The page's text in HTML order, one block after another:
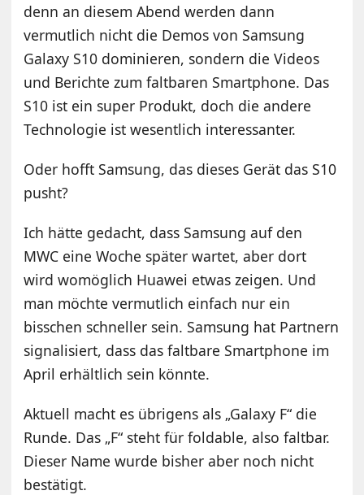
denn an diesem Abend werden dann
vermutlich nicht die Demos von Samsung
Galaxy S10 dominieren, sondern die Videos
und Berichte zum faltbaren Smartphone. Das
S10 ist ein super Produkt, doch die andere
Technologie ist wesentlich interessanter.
Oder hofft Samsung, das dieses Gerät das S10
pusht?
Ich hätte gedacht, dass Samsung auf den
MWC eine Woche später wartet, aber dort
wird womöglich Huawei etwas zeigen. Und
man möchte vermutlich einfach nur ein
bisschen schneller sein. Samsung hat Partnern
signalisiert, dass das faltbare Smartphone im
April erhältlich sein könnte.
Aktuell macht es übrigens als „Galaxy F“ die
Runde. Das „F“ steht für foldable, also faltbar.
Dieser Name wurde bisher aber noch nicht
bestätigt.